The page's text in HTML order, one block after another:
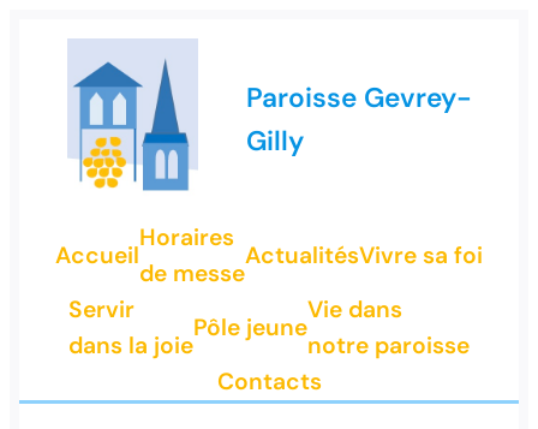
Paroisse Gevrey-
Gilly
Accueil
Horaires
de messe
ActualitésVivre sa foi
Servir
dans la joie
Pôle jeune
Vie dans
notre paroisse
Contacts